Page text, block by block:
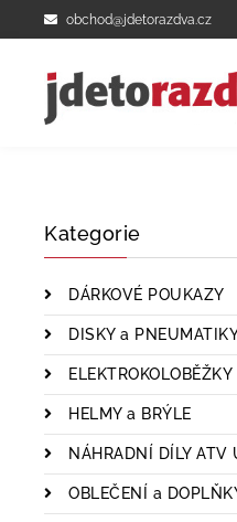
obchod@jdetorazdva.cz
Kategorie
DÁRKOVÉ POUKAZY
DISKY a
ELEKTROKOLOBĚŽKY
HELMY a BRÝLE
NÁHRADNÍ DÍLY ATV
OBLEČENÍ a